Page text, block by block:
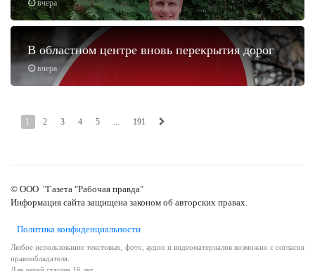
вчера
вчера
В областном центре вновь перекрытия дорог
1 2 3 4 5 ... 191
© ООО "Газета "Рабочая правда"
Информация сайта защищена законом об авторских правах.
Политика конфиденциальности
Любое использование текстовых, фото, аудио и видеоматериалов возможно с согласия
правообладателя.